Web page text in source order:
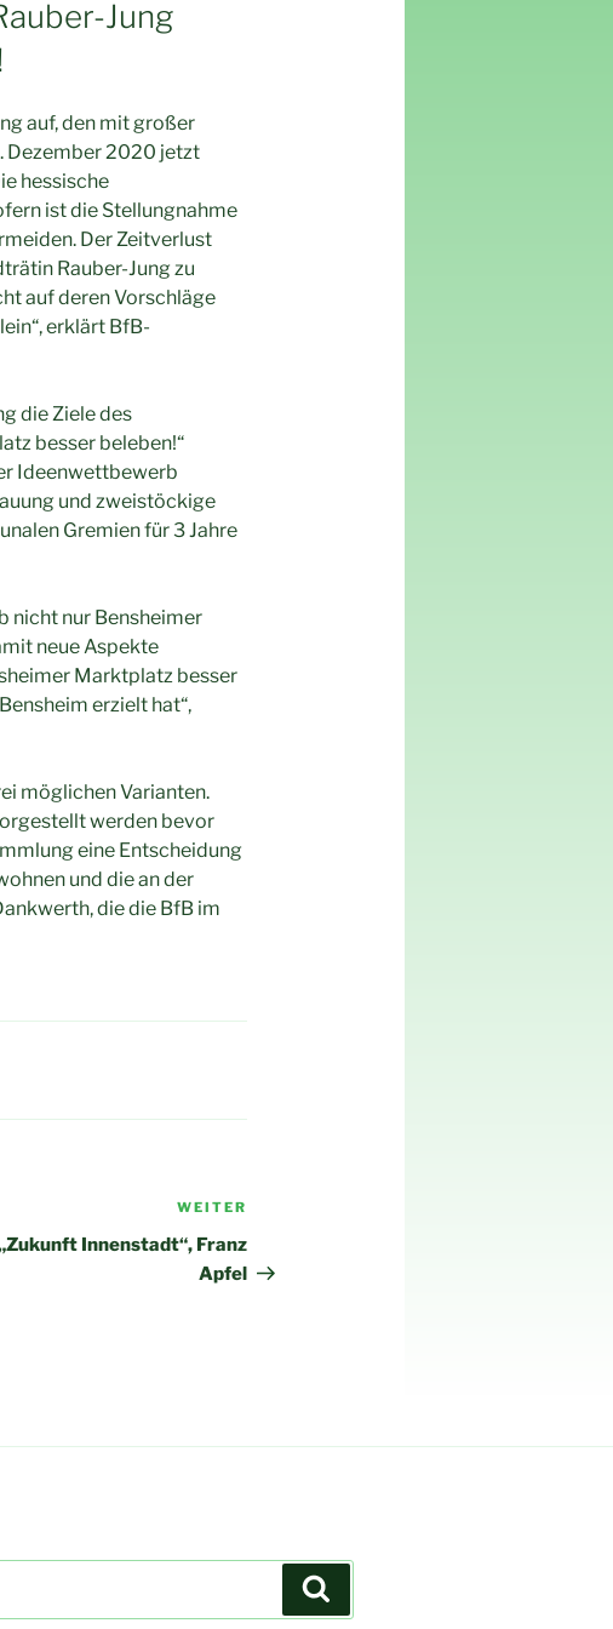
Jung
auf, den mit großer
Dezember 2020 jetzt
hessische
ist die Stellungnahme
Der Zeitverlust
Rauber-Jung zu
auf deren Vorschläge
erklärt BfB-
die Ziele des
besser beleben!“
Ideenwettbewerb
und zweistöckige
Gremien für 3 Jahre
nicht nur Bensheimer
neue Aspekte
Marktplatz besser
erzielt hat“,
möglichen Varianten.
werden bevor
eine Entscheidung
und die an der
die die BfB im
Beitrag
WEITER
Innenstadt“, Franz
Apfel